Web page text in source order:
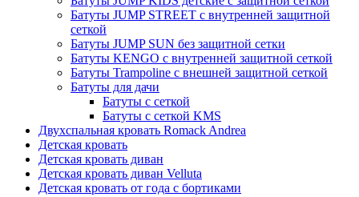
Батуты JUMP STREET с внутренней защитной
сеткой
Батуты JUMP SUN без защитной сетки
Батуты KENGO с внутренней защитной сеткой
Батуты Trampoline с внешней защитной сеткой
Батуты для дачи
Батуты с сеткой
Батуты с сеткой KMS
Двухспальная кровать Romack Andrea
Детская кровать
Детская кровать диван
Детская кровать диван Velluta
Детская кровать от года с бортиками